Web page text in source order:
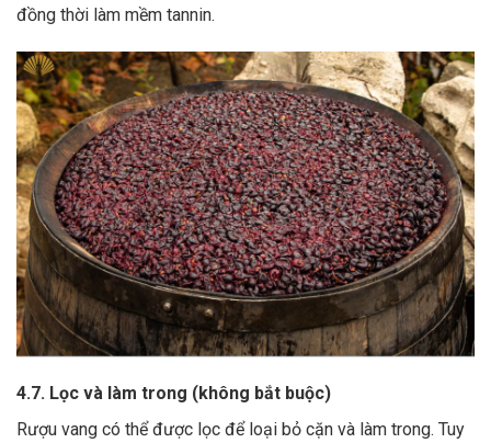
đồng thời làm mềm tannin.
4.7. Lọc và làm trong (không bắt buộc)
Rượu vang có thể được lọc để loại bỏ cặn và làm trong. Tuy